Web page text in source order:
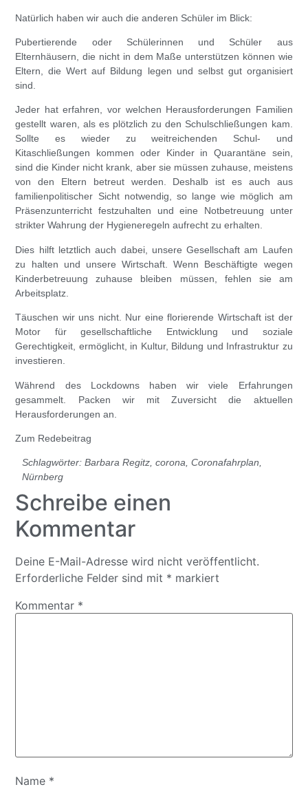
Natürlich haben wir auch die anderen Schüler im Blick:
Pubertierende oder Schülerinnen und Schüler aus
Elternhäusern, die nicht in dem Maße unterstützen können wie
Eltern, die Wert auf Bildung legen und selbst gut organisiert
sind.
Jeder hat erfahren, vor welchen Herausforderungen Familien
gestellt waren, als es plötzlich zu den Schulschließungen kam.
Sollte es wieder zu weitreichenden Schul- und
Kitaschließungen kommen oder Kinder in Quarantäne sein,
sind die Kinder nicht krank, aber sie müssen zuhause, meistens
von den Eltern betreut werden. Deshalb ist es auch aus
familienpolitischer Sicht notwendig, so lange wie möglich am
Präsenzunterricht festzuhalten und eine Notbetreuung unter
strikter Wahrung der Hygieneregeln aufrecht zu erhalten.
Dies hilft letztlich auch dabei, unsere Gesellschaft am Laufen
zu halten und unsere Wirtschaft. Wenn Beschäftigte wegen
Kinderbetreuung zuhause bleiben müssen, fehlen sie am
Arbeitsplatz.
Täuschen wir uns nicht. Nur eine florierende Wirtschaft ist der
Motor für gesellschaftliche Entwicklung und soziale
Gerechtigkeit, ermöglicht, in Kultur, Bildung und Infrastruktur zu
investieren.
Während des Lockdowns haben wir viele Erfahrungen
gesammelt. Packen wir mit Zuversicht die aktuellen
Herausforderungen an.
Zum Redebeitrag
Schlagwörter:Barbara Regitz,corona,Coronafahrplan,
Nürnberg
Schreibe einen
Kommentar
Deine E-Mail-Adresse wird nicht veröffentlicht.
Erforderliche Felder sind mit * markiert
Kommentar *
Name *